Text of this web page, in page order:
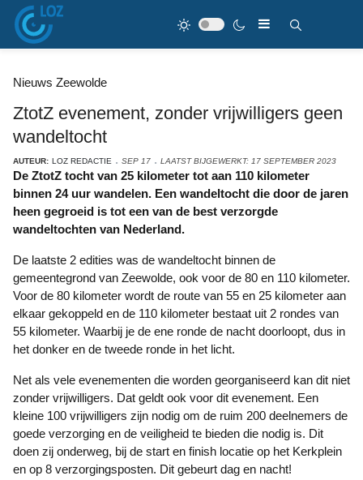
Nieuws Zeewolde
ZtotZ evenement, zonder vrijwilligers geen
wandeltocht
AUTEUR: LOZ REDACTIE SEP 17 LAATST BIJGEWERKT: 17 SEPTEMBER 2023
De ZtotZ tocht van 25 kilometer tot aan 110 kilometer
binnen 24 uur wandelen. Een wandeltocht die door de jaren
heen gegroeid is tot een van de best verzorgde
wandeltochten van Nederland.
De laatste 2 edities was de wandeltocht binnen de
gemeentegrond van Zeewolde, ook voor de 80 en 110 kilometer.
Voor de 80 kilometer wordt de route van 55 en 25 kilometer aan
elkaar gekoppeld en de 110 kilometer bestaat uit 2 rondes van
55 kilometer. Waarbij je de ene ronde de nacht doorloopt, dus in
het donker en de tweede ronde in het licht.
Net als vele evenementen die worden georganiseerd kan dit niet
zonder vrijwilligers. Dat geldt ook voor dit evenement. Een
kleine 100 vrijwilligers zijn nodig om de ruim 200 deelnemers de
goede verzorging en de veiligheid te bieden die nodig is. Dit
doen zij onderweg, bij de start en finish locatie op het Kerkplein
en op 8 verzorgingsposten. Dit gebeurt dag en nacht!